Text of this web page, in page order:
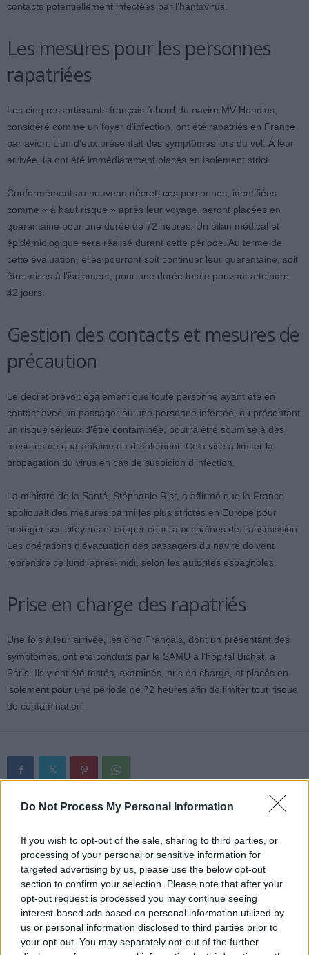
Do Not Process My Personal Information
If you wish to opt-out of the sale, sharing to third parties, or
processing of your personal or sensitive information for
targeted advertising by us, please use the below opt-out
section to confirm your selection. Please note that after your
opt-out request is processed you may continue seeing
interest-based ads based on personal information utilized by
us or personal information disclosed to third parties prior to
your opt-out. You may separately opt-out of the further
contacts potentiellement infectées par l’hantavirus.
Les mesures pour les personnes
rapatriées
Les cinq ressortissants français à bord du navire MV Hondius,
considéré comme un foyer d’infection, ont été rapatriés en France
par avion. L’un d’eux présentait des symptômes lors du vol. À leur
arrivée, ils ont été immédiatement placés en isolement strict.
Conformément au nouveau décret, ces personnes, identifiées
comme « à haut risque » après leur voyage, seront placées en
quarantaine pour une durée de 72 heures. Un bilan médical et
épidémiologique sera réalisé durant cette période. Au terme de
cette évaluation, elles pourront soit continuer leur quarantaine, soit
être mises à l’isolement, pour une durée totale pouvant atteindre
42 jours.
Gestion des contacts et mesures de
précaution
Le décret prévoit également que toute personne ayant été en
contact avec un passager ou une personne infectée, ou présentant
un risque sérieux d’être contaminée, pourra être soumise à des
mesures de quarantaine ou d’isolement. Cela vise à limiter la
propagation du virus en cas de suspicion d’infection.
La ministre de la Santé, Stéphanie Rist, a affirmé que la France
appliquait des mesures parmi les plus strictes en Europe pour
protéger ses citoyens et couper court aux chaînes de transmission.
Les opérations d’évacuation des passagers du navire doivent
reprendre ce lundi après-midi, selon les autorités espagnoles.
Prise en charge des rapatriés
Une fois à leur arrivée, les cinq Français, dont un présentant des
symptômes, ont été conduits par le SAMU à l’hôpital Bichat, à
Paris. Ils y ont été testés, examinés, pris en charge, et placés en
isolement pour une période de 72 heures afin de limiter tout risque
de contamination.
Article précédent
signe qui doit vous
pousser à consulter
rapidement
Article suivant
ophtalmologues ne font
jamais pour éviter
d’abîmer leurs yeux